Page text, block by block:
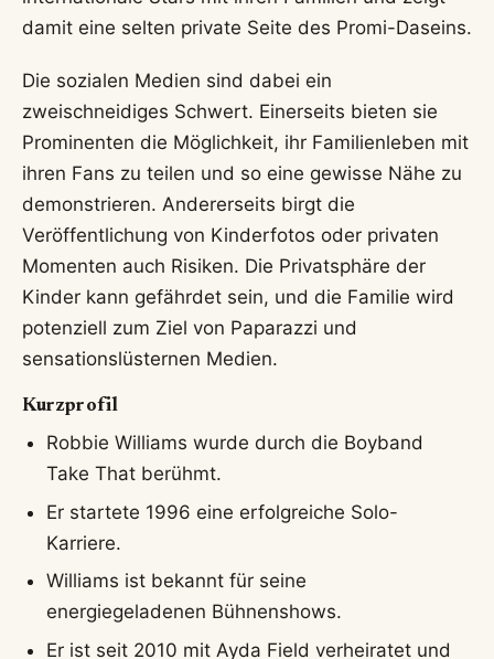
damit eine selten private Seite des Promi-Daseins.
Die sozialen Medien sind dabei ein
zweischneidiges Schwert. Einerseits bieten sie
Prominenten die Möglichkeit, ihr Familienleben mit
ihren Fans zu teilen und so eine gewisse Nähe zu
demonstrieren. Andererseits birgt die
Veröffentlichung von Kinderfotos oder privaten
Momenten auch Risiken. Die Privatsphäre der
Kinder kann gefährdet sein, und die Familie wird
potenziell zum Ziel von Paparazzi und
sensationslüsternen Medien.
Kurzprofil
Robbie Williams wurde durch die Boyband
Take That berühmt.
Er startete 1996 eine erfolgreiche Solo-
Karriere.
Williams ist bekannt für seine
energiegeladenen Bühnenshows.
Er ist seit 2010 mit Ayda Field verheiratet und